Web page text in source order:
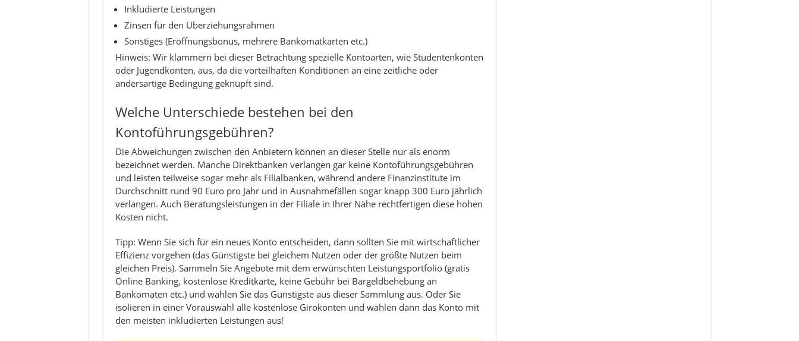
Inkludierte Leistungen
Zinsen für den Überziehungsrahmen
Sonstiges (Eröffnungsbonus, mehrere Bankomatkarten etc.)
Hinweis: Wir klammern bei dieser Betrachtung spezielle Kontoarten, wie Studentenkonten
oder Jugendkonten, aus, da die vorteilhaften Konditionen an eine zeitliche oder
andersartige Bedingung geknüpft sind.
Welche Unterschiede bestehen bei den
Kontoführungsgebühren?
Die Abweichungen zwischen den Anbietern können an dieser Stelle nur als enorm
bezeichnet werden. Manche Direktbanken verlangen gar keine Kontoführungsgebühren
und leisten teilweise sogar mehr als Filialbanken, während andere Finanzinstitute im
Durchschnitt rund 90 Euro pro Jahr und in Ausnahmefällen sogar knapp 300 Euro jährlich
verlangen. Auch Beratungsleistungen in der Filiale in Ihrer Nähe rechtfertigen diese hohen
Kosten nicht.
Tipp: Wenn Sie sich für ein neues Konto entscheiden, dann sollten Sie mit wirtschaftlicher
Effizienz vorgehen (das Günstigste bei gleichem Nutzen oder der größte Nutzen beim
gleichen Preis). Sammeln Sie Angebote mit dem erwünschten Leistungsportfolio (gratis
Online Banking, kostenlose Kreditkarte, keine Gebühr bei Bargeldbehebung an
Bankomaten etc.) und wählen Sie das Günstigste aus dieser Sammlung aus. Oder Sie
isolieren in einer Vorauswahl alle kostenlose Girokonten und wählen dann das Konto mit
den meisten inkludierten Leistungen aus!